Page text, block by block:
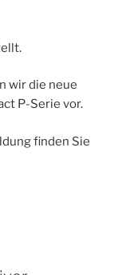
wir die neue
P-Serie vor.
finden Sie